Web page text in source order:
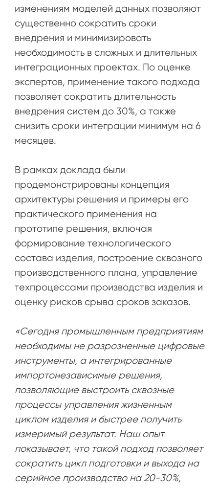
изменениям моделей данных позволяют
существенно сократить сроки
внедрения и минимизировать
необходимость в сложных и длительных
интеграционных проектах. По оценке
экспертов, применение такого подхода
позволяет сократить длительность
внедрения систем до 30%, а также
снизить сроки интеграции минимум на 6
месяцев.
В рамках доклада были
продемонстрированы концепция
архитектуры решения и примеры его
практического применения на
прототипе решения, включая
формирование технологического
состава изделия, построение сквозного
производственного плана, управление
техпроцессами производства изделия и
оценку рисков срыва сроков заказов.
«Сегодня промышленным предприятиям
необходимы не разрозненные цифровые
инструменты, а интегрированные
импортонезависимые решения,
позволяющие выстроить сквозные
процессы управления жизненным
циклом изделия и быстрее получить
измеримый результат. Наш опыт
показывает, что такой подход позволяет
сократить цикл подготовки и выхода на
серийное производство на 20-30%,